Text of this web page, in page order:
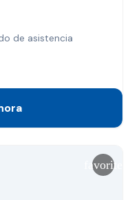
de asistencia
favorite